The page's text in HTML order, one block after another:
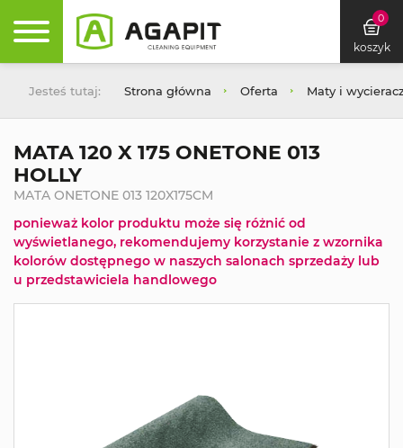
0
koszyk
Jesteś tutaj: Strona główna Oferta Maty i
MATA 120 X 175 ONETONE 013
HOLLY
MATA ONETONE 013 120X175CM
ponieważ kolor produktu może się różnić od
wyświetlanego, rekomendujemy korzystanie z wzornika
kolorów dostępnego w naszych salonach sprzedaży lub
u przedstawiciela handlowego